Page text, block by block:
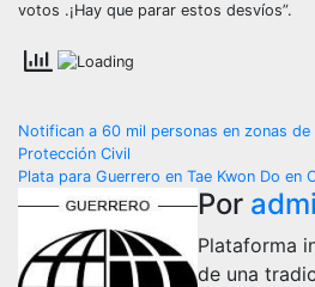
votos .¡Hay que parar estos desvíos”.
Navegación
de
entradas
Notifican a 60 mil personas en zonas
Protección Civil
Plata para Guerrero en Tae Kwon Do en
Por
Plataforma
de una